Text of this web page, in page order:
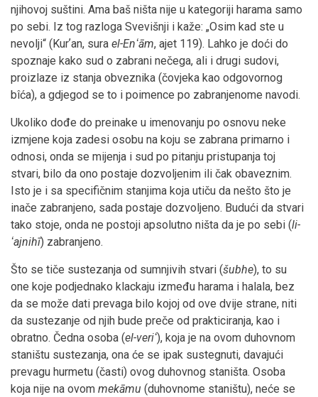
njihovoj suštini. Ama baš ništa nije u kategoriji harama samo
po sebi. Iz tog razloga Svevišnji i kaže: „Osim kad ste u
nevolji“ (Kurʼan, sura el-Enʻām, ajet 119). Lahko je doći do
spoznaje kako sud o zabrani nečega, ali i drugi sudovi,
proizlaze iz stanja obveznika (čovjeka kao odgovornog
bîća), a gdjegod se to i poimence po zabranjenome navodi.
Ukoliko dođe do preinake u imenovanju po osnovu neke
izmjene koja zadesi osobu na koju se zabrana primarno i
odnosi, onda se mijenja i sud po pitanju pristupanja toj
stvari, bilo da ono postaje dozvoljenim ili čak obaveznim.
Isto je i sa specifičnim stanjima koja utiču da nešto što je
inače zabranjeno, sada postaje dozvoljeno. Budući da stvari
tako stoje, onda ne postoji apsolutno ništa da je po sebi (li-
ʻajnihī) zabranjeno.
Što se tiče sustezanja od sumnjivih stvari (šubhe), to su
one koje podjednako klackaju između harama i halala, bez
da se može dati prevaga bilo kojoj od ove dvije strane, niti
da sustezanje od njih bude preče od prakticiranja, kao i
obratno. Čedna osoba (el-veriʻ), koja je na ovom duhovnom
staništu sustezanja, ona će se ipak sustegnuti, davajući
prevagu hurmetu (časti) ovog duhovnog staništa. Osoba
koja nije na ovom mekāmu (duhovnome staništu), neće se